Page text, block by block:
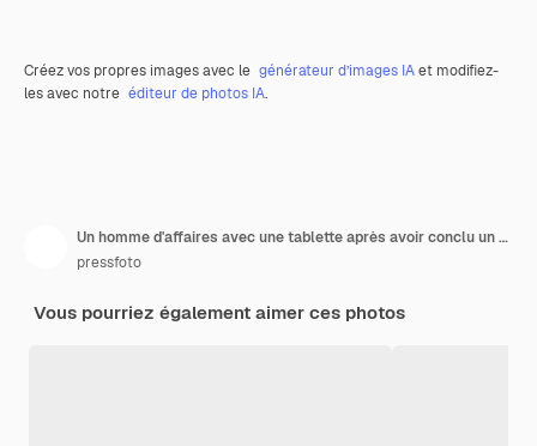
Créez vos propres images avec le générateur d’images IAet modifiez-
les avec notre éditeur de photos IA.
Un homme d'affaires avec une tablette après avoir conclu un accord.
pressfoto
Vous pourriez également aimer ces photos